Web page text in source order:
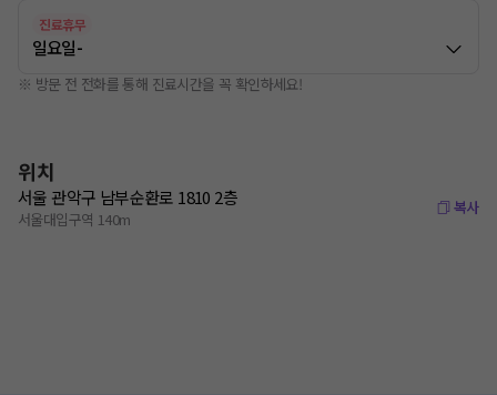
진료휴무
일요일-
※ 방문 전 전화를 통해 진료시간을 꼭 확인하세요!
위치
서울 관악구 남부순환로 1810 2층
서울대입구역 140m
복사